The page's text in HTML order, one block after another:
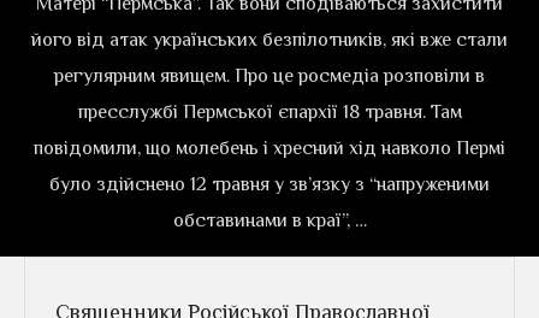
його від атак українських безпілотників, які вже стали
регулярним явищем. Про це росмедіа розповіли в
пресслужбі Пермської єпархії 18 травня. Там
повідомили, що молебень і хресний хід навколо Пермі
було здійснено 12 травня у зв’язку з “напруженими
обставинами в краї”, …
Священники Російської Православної